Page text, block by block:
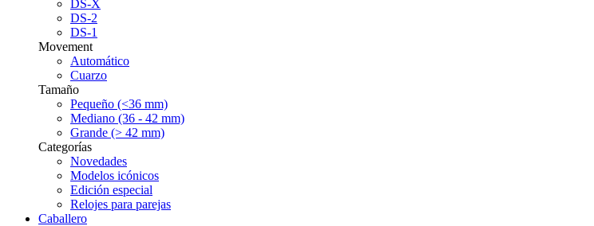
DS-X
DS-2
DS-1
Movement
Automático
Cuarzo
Tamaño
Pequeño (<36 mm)
Mediano (36 - 42 mm)
Grande (> 42 mm)
Categorías
Novedades
Modelos icónicos
Edición especial
Relojes para parejas
Caballero